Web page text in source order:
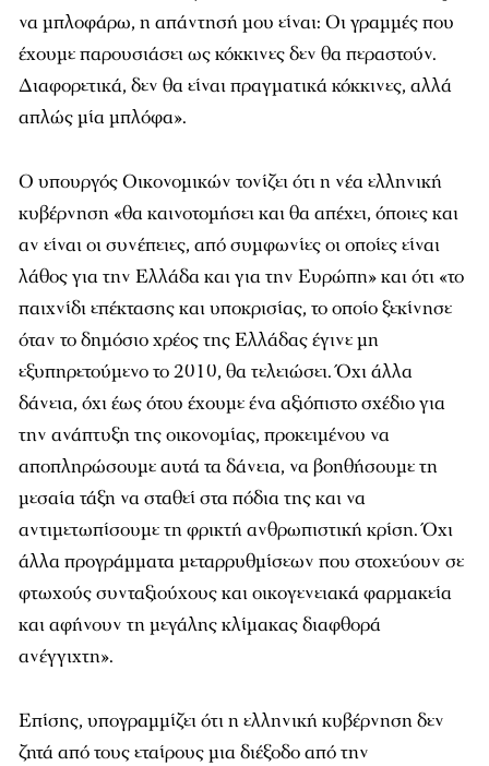
να μπλοφάρω, η απάντησή μου είναι: Οι γραμμές που
έχουμε παρουσιάσει ως κόκκινες δεν θα περαστούν.
Διαφορετικά, δεν θα είναι πραγματικά κόκκινες, αλλά
απλώς μία μπλόφα».
Ο υπουργός Οικονομικών τονίζει ότι η νέα ελληνική
κυβέρνηση «θα καινοτομήσει και θα απέχει, όποιες και
αν είναι οι συνέπειες, από συμφωνίες οι οποίες είναι
λάθος για την Ελλάδα και για την Ευρώπη» και ότι «το
παιχνίδι επέκτασης και υποκρισίας, το οποίο ξεκίνησε
όταν το δημόσιο χρέος της Ελλάδας έγινε μη
εξυπηρετούμενο το 2010, θα τελειώσει. Όχι άλλα
δάνεια, όχι έως ότου έχουμε ένα αξιόπιστο σχέδιο για
την ανάπτυξη της οικονομίας, προκειμένου να
αποπληρώσουμε αυτά τα δάνεια, να βοηθήσουμε τη
μεσαία τάξη να σταθεί στα πόδια της και να
αντιμετωπίσουμε τη φρικτή ανθρωπιστική κρίση. Όχι
άλλα προγράμματα μεταρρυθμίσεων που στοχεύουν σε
φτωχούς συνταξιούχους και οικογενειακά φαρμακεία
και αφήνουν τη μεγάλης κλίμακας διαφθορά
ανέγγιχτη».
Επίσης, υπογραμμίζει ότι η ελληνική κυβέρνηση δεν
ζητά από τους εταίρους μια διέξοδο από την